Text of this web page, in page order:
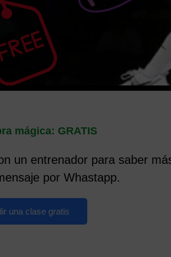
mágica: GRATIS
un entrenador para saber
por Whastapp.
una clase gratis